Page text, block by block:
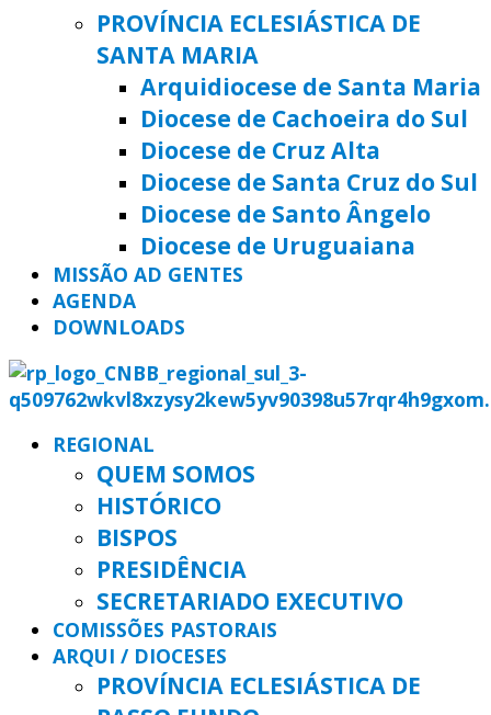
PROVÍNCIA ECLESIÁSTICA DE
SANTA MARIA
Arquidiocese de Santa Maria
Diocese de Cachoeira do Sul
Diocese de Cruz Alta
Diocese de Santa Cruz do Sul
Diocese de Santo Ângelo
Diocese de Uruguaiana
MISSÃO AD GENTES
AGENDA
DOWNLOADS
REGIONAL
QUEM SOMOS
HISTÓRICO
BISPOS
PRESIDÊNCIA
SECRETARIADO EXECUTIVO
COMISSÕES PASTORAIS
ARQUI / DIOCESES
PROVÍNCIA ECLESIÁSTICA DE